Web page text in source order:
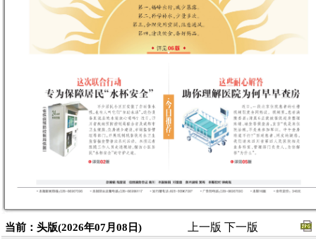
当前：头版(2026年07月08日) 上一版 下一版